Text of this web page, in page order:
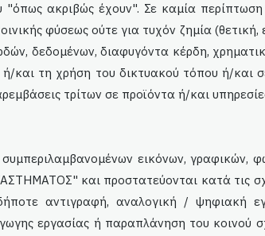
"όπως ακριβώς έχουν". Σε καμία
φύσεως ούτε για τυχόν ζημία
δεδομένων, διαφυγόντα κέρδη,
ή/και τη χρήση του δικτυακού τόπου ή/
τρίτων σε προϊόντα ή/και
εικόνων, γραφικών,
και προστατεύονται κατά τις
αντιγραφή, αναλογική / ψηφιακή
εργασίας ή παραπλάνηση του κοινού